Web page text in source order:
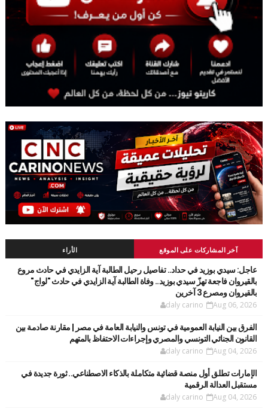
آخر المشاركات على الموقع الأراء
عاجل: سيدي بوزيد في حداد.. تفاصيل رحيل الطالبة آية الزايدي في حادث مروع
بالقيروان فاجعة تهزّ سيدي بوزيد.. وفاة الطالبة آية الزايدي في حادث "لواج"
بالقيروان ومصرع 3 آخرين
daly carino Aug 06, 2026
الفرق بين النيابة العمومية في تونس والنيابة العامة في مصر | مقارنة صادمة بين
القانون الجنائي التونسي والمصري وإجراءات الاحتفاظ بالمتهم
daly carino Aug 04, 2026
الإمارات تطلق أول منصة قضائية متكاملة بالذكاء الاصطناعي.. ثورة جديدة في
مستقبل العدالة الرقمية
daly carino Aug 04, 2026